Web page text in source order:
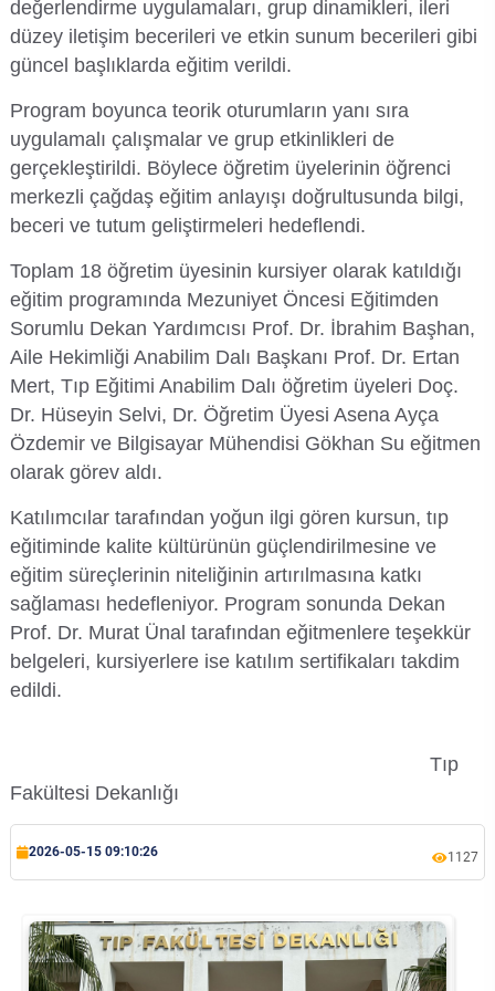
değerlendirme uygulamaları, grup dinamikleri, ileri
düzey iletişim becerileri ve etkin sunum becerileri gibi
güncel başlıklarda eğitim verildi.
Program boyunca teorik oturumların yanı sıra
uygulamalı çalışmalar ve grup etkinlikleri de
gerçekleştirildi. Böylece öğretim üyelerinin öğrenci
merkezli çağdaş eğitim anlayışı doğrultusunda bilgi,
beceri ve tutum geliştirmeleri hedeflendi.
Toplam 18 öğretim üyesinin kursiyer olarak katıldığı
eğitim programında Mezuniyet Öncesi Eğitimden
Sorumlu Dekan Yardımcısı Prof. Dr. İbrahim Başhan,
Aile Hekimliği Anabilim Dalı Başkanı Prof. Dr. Ertan
Mert, Tıp Eğitimi Anabilim Dalı öğretim üyeleri Doç.
Dr. Hüseyin Selvi, Dr. Öğretim Üyesi Asena Ayça
Özdemir ve Bilgisayar Mühendisi Gökhan Su eğitmen
olarak görev aldı.
Katılımcılar tarafından yoğun ilgi gören kursun, tıp
eğitiminde kalite kültürünün güçlendirilmesine ve
eğitim süreçlerinin niteliğinin artırılmasına katkı
sağlaması hedefleniyor. Program sonunda Dekan
Prof. Dr. Murat Ünal tarafından eğitmenlere teşekkür
belgeleri, kursiyerlere ise katılım sertifikaları takdim
edildi.
Tıp
Fakültesi Dekanlığı
2026-05-15 09:10:26 1127
Su Ürünleri Fakültesi
Turizm Fakültesi
Gıda Araştırmaları Uygulama ve Araştırma Merkezi
Göç Araştırmaları Uygulama ve Araştırma Merkezi
Görsel İşitsel Yapımlar Uygulama ve Araştırma Merkezi
Hastane
İleri Teknoloji Eğitim Araştırma ve Uygulama Merkezi
İlk Yardım Araştırma ve Uygulama Merkezi
İş Sağlığı ve Güvenliği Uygulama ve Araştırma Merkezi
Kadın Sorunları Uygulama ve Araştırma Merkezi
Kariyer Merkezi
Kilikia Arkeolojisi Araştırma Merkezi
Kozmetik Temizlik ve Kimyevi Ürünler Üretim Eğitim Uygulama ve Araştırma Merkezi
Nükleer Bilimler Uygulama ve Araştırma Merkezi
Özel Yetenekliler Eğitimi Uygulama ve Araştırma Merkezi